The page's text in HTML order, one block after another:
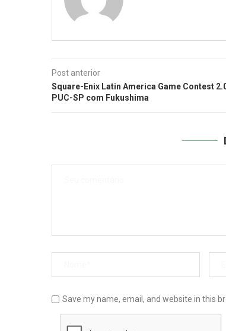
Post anterior
Square-Enix Latin America Game Contest
PUC-SP com Fukushima
Save my name, email, and website in this